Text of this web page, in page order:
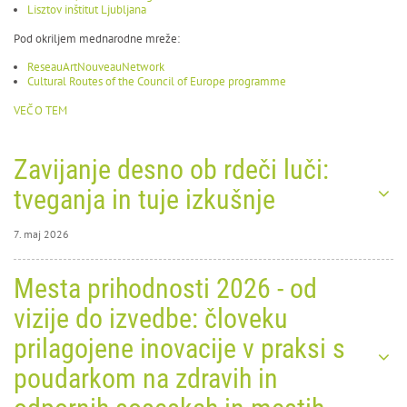
Lisztov inštitut Ljubljana
Pod okriljem mednarodne mreže:
ReseauArtNouveauNetwork
Cultural Routes of the Council of Europe programme
VEČ O TEM
Zavijanje desno ob rdeči luči:
tveganja in tuje izkušnje
7. maj 2026
7. maj 2026
Mesta prihodnosti 2026 - od
vizije do izvedbe: človeku
prilagojene inovacije v praksi s
poudarkom na zdravih in